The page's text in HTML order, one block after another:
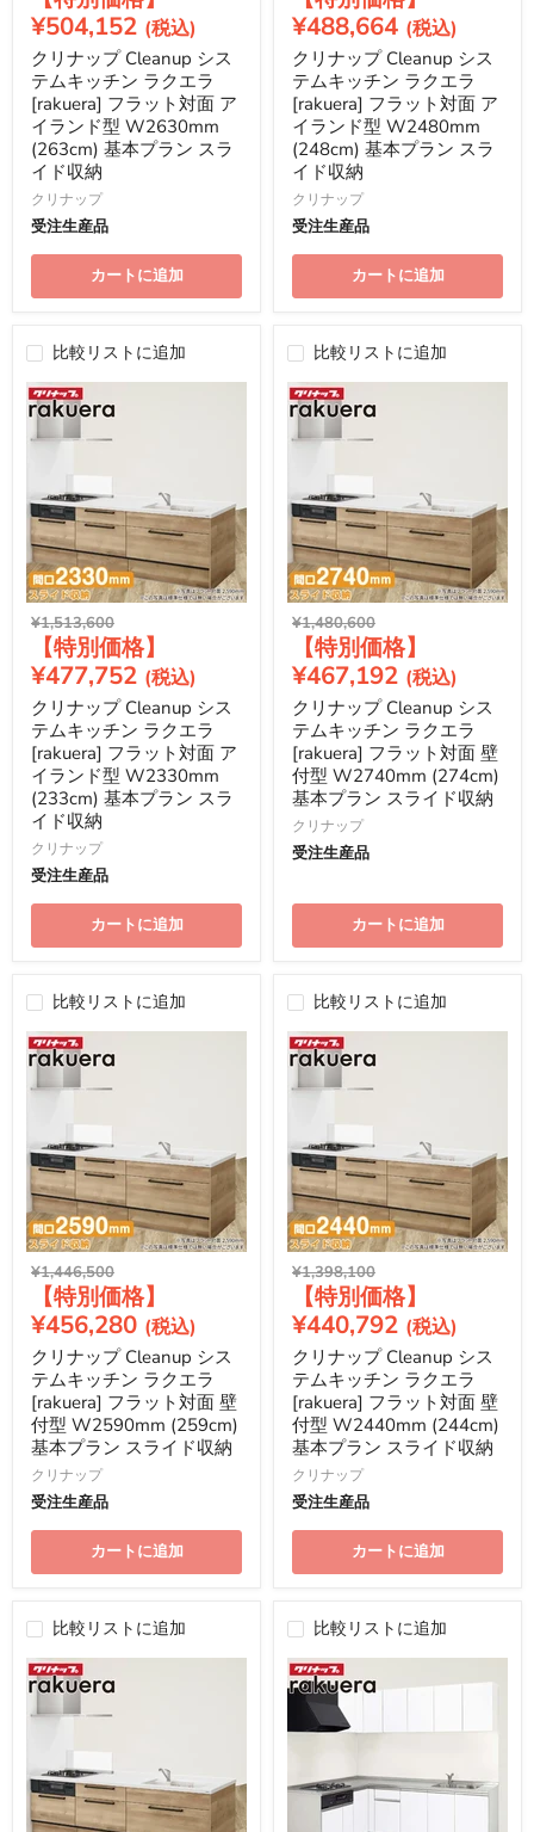
価
格
在
の
価
格
¥504,152
クリナップ Cleanup シス
テムキッチン ラクエラ
[rakuera] フラット対面 ア
イランド型 W2630mm
(263cm) 基本プラン スラ
イド収納
クリナップ
受注生産品
カートに追加
価
格
在
の
価
格
¥488,664
クリナップ Cleanup シス
テムキッチン ラクエラ
[rakuera] フラット対面 ア
イランド型 W2480mm
(248cm) 基本プラン スラ
イド収納
クリナップ
受注生産品
カートに追加
比較リストに追加
元
価
格
¥1,513,600
在
の
価
格
¥477,752
クリナップ Cleanup シス
テムキッチン ラクエラ
[rakuera] フラット対面 ア
イランド型 W2330mm
(233cm) 基本プラン スラ
イド収納
クリナップ
受注生産品
カートに追加
比較リストに追加
元
価
格
¥1,480,600
在
の
価
格
¥467,192
クリナップ Cleanup シス
テムキッチン ラクエラ
[rakuera] フラット対面 壁
付型 W2740mm (274cm)
基本プラン スライド収納
クリナップ
受注生産品
カートに追加
比較リストに追加
元
価
格
¥1,446,500
在
の
価
格
¥456,280
クリナップ Cleanup シス
テムキッチン ラクエラ
[rakuera] フラット対面 壁
付型 W2590mm (259cm)
基本プラン スライド収納
クリナップ
受注生産品
カートに追加
比較リストに追加
元
価
格
¥1,398,100
在
の
価
格
¥440,792
クリナップ Cleanup シス
テムキッチン ラクエラ
[rakuera] フラット対面 壁
付型 W2440mm (244cm)
基本プラン スライド収納
クリナップ
受注生産品
カートに追加
比較リストに追加 比較リストに追加